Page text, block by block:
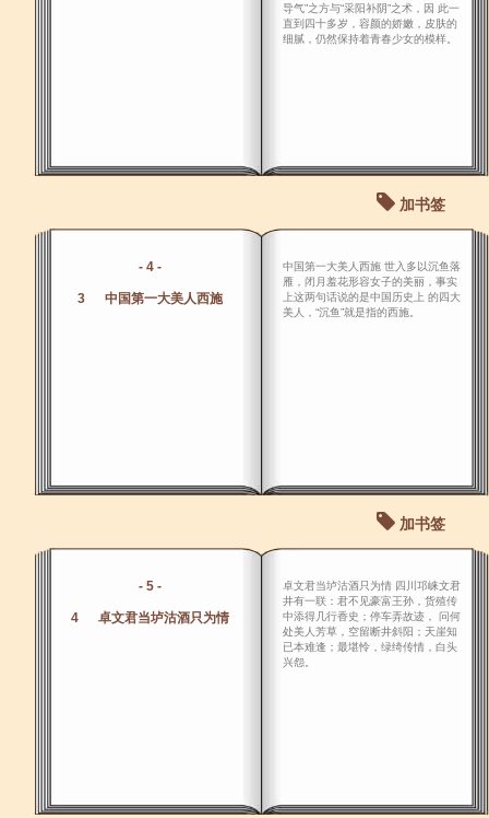
导气”之方与“采阳补阴”之术，因 此一
直到四十多岁，容颜的娇嫩，皮肤的
细腻，仍然保持着青春少女的模样。
加书签
- 4 -
3 中国第一大美人西施
中国第一大美人西施 世入多以沉鱼落
雁，闭月羞花形容女子的美丽，事实
上这两句话说的是中国历史上 的四大
美人，“沉鱼”就是指的西施。
加书签
- 5 -
4 卓文君当垆沽酒只为情
卓文君当垆沽酒只为情 四川邛崃文君
井有一联：君不见豪富王孙，货殖传
中添得几行香史；停车弄故迹， 问何
处美人芳草，空留断井斜阳；天崖知
已本难逢；最堪怜，绿绮传情，白头
兴怨。